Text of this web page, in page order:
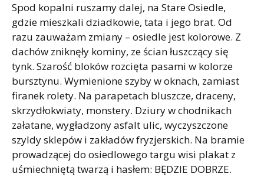
Spod kopalni ruszamy dalej, na Stare Osiedle,
gdzie mieszkali dziadkowie, tata i jego brat. Od
razu zauważam zmiany – osiedle jest kolorowe. Z
dachów zniknęły kominy, ze ścian łuszczący się
tynk. Szarość bloków rozcięta pasami w kolorze
bursztynu. Wymienione szyby w oknach, zamiast
firanek rolety. Na parapetach bluszcze, draceny,
skrzydłokwiaty, monstery. Dziury w chodnikach
załatane, wygładzony asfalt ulic, wyczyszczone
szyldy sklepów i zakładów fryzjerskich. Na bramie
prowadzącej do osiedlowego targu wisi plakat z
uśmiechniętą twarzą i hasłem: BĘDZIE DOBRZE.